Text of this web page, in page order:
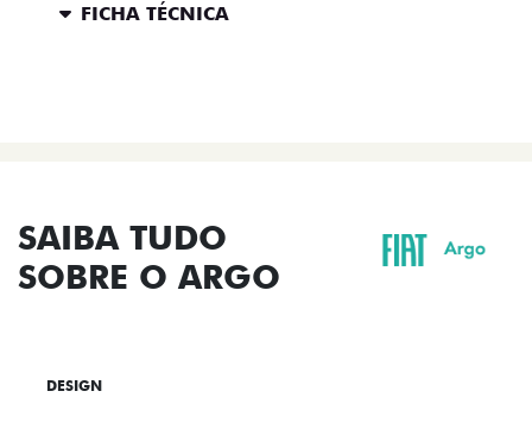
FICHA TÉCNICA
SAIBA TUDO
SOBRE O ARGO
DESIGN